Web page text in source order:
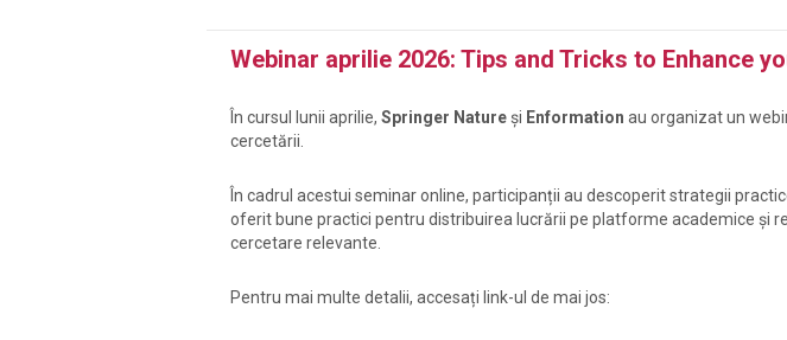
Webinar aprilie 2026: Tips and Tricks to Enhance
În cursul lunii aprilie, Springer Natureși Enformation au organizat un
cercetării.
În cadrul acestui seminar online, participanții au descoperitstrategii
oferit bune practici pentru distribuirea lucrării pe platforme academice și
cercetare relevante.
Pentru mai multe detalii, accesați link-ul de mai jos: